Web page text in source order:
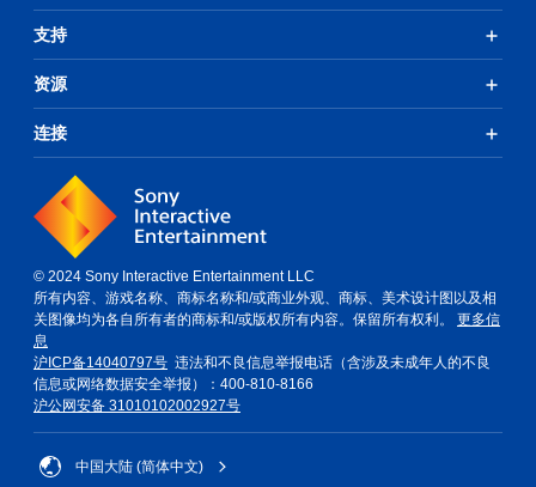
支持
资源
连接
© 2024 Sony Interactive Entertainment LLC
所有内容、游戏名称、商标名称和/或商业外观、商标、美术设计图以及相
关图像均为各自所有者的商标和/或版权所有内容。保留所有权利。 更多信
息
沪ICP备14040797号 违法和不良信息举报电话（含涉及未成年人的不良
信息或网络数据安全举报）：400-810-8166
沪公网安备 31010102002927号
中国大陆 (简体中文)